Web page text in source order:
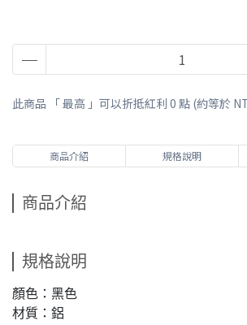
此商品 「 最高 」可以折抵紅利 0 點 (約等於
商品介紹 規格說明
商品介紹
規格說明
顏色：黑色
材質：鋁